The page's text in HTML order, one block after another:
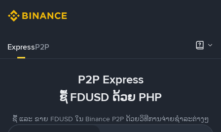
ExpressP2P
P2P Express
ຊື້ FDUSD ດ້ວຍ PHP
ຊື້ ແລະ ຂາຍ FDUSD ໃນ Binance P2P ດ້ວຍວິທີການຈ່າຍຊຳລະຕ່າງໆ